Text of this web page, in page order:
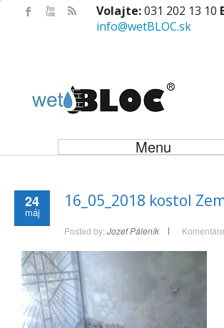
Volajte:031 202 13 10
info@wetBLOC.sk
Menu
24
máj
16_05_2018 kostol
Posted by: Jozef Páleník